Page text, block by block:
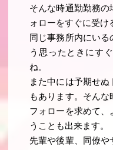
そんな時通勤勤務の
ォローをすぐに受け
同じ事務所内にい
う思ったときにす
ね。
また中には予期せ
もあります。そん
フォローを求めて、
うことも出来ます。
先輩や後輩、同僚や